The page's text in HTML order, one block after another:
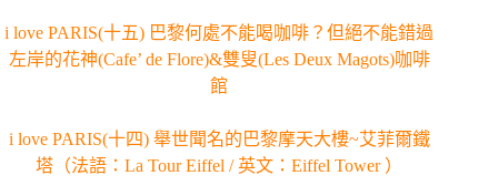
i love PARIS(十五) 巴黎何處不能喝咖啡？但絕不能錯過
左岸的花神(Cafe’ de Flore)&雙叟(Les Deux Magots)咖啡
館
i love PARIS(十四) 舉世聞名的巴黎摩天大樓~艾菲爾鐵
塔（法語：La Tour Eiffel / 英文：Eiffel Tower ）